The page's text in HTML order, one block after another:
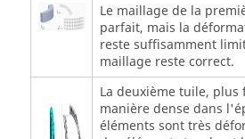
Le maillage de la
parfait, mais la
reste suffisamment
maillage reste correct.
La deuxième tuile, plus
manière dense dans
éléments sont très